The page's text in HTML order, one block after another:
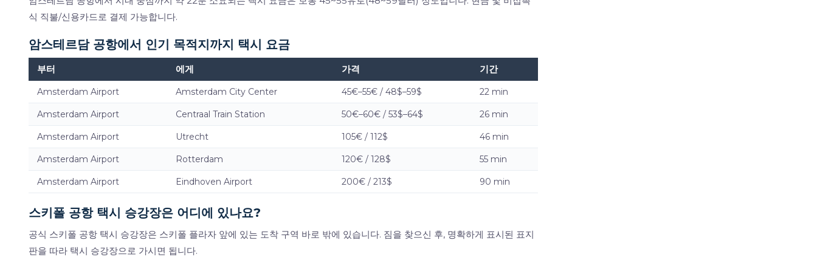
식 직불/신용카드로 결제 가능합니다.
암스테르담 공항에서 인기 목적지까지 택시 요금
부터 에게 가격 기간
Amsterdam Airport Amsterdam City Center 45€–55€ / 48$–59$ 22 min
Amsterdam Airport Centraal Train Station 50€–60€ / 53$–64$ 26 min
Amsterdam Airport Utrecht 105€ / 112$ 46 min
Amsterdam Airport Rotterdam 120€ / 128$ 55 min
Amsterdam Airport Eindhoven Airport 200€ / 213$ 90 min
스키폴 공항 택시 승강장은 어디에 있나요?
공식 스키폴 공항 택시 승강장은 스키폴 플라자 앞에 있는 도착 구역 바로 밖에 있습니다. 짐을 찾으신 후, 명확하게 표시된 표지
판을 따라 택시 승강장으로 가시면 됩니다.